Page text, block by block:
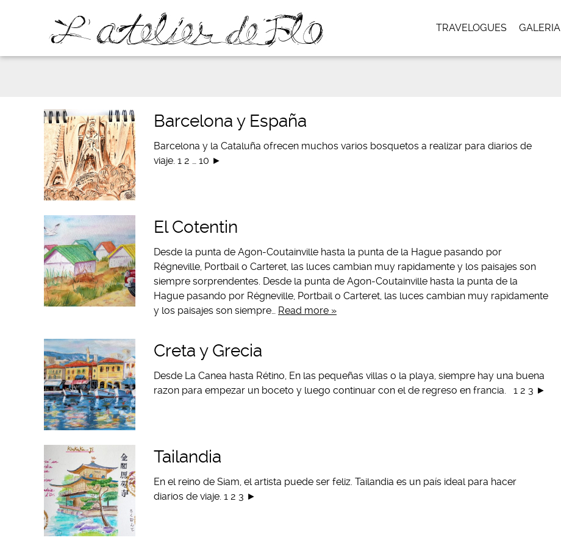
TRAVELOGUES GALERIA
Barcelona y España
Barcelona y la Cataluña ofrecen muchos varios bosquetos a realizar para diarios de
viaje. 1 2 … 10 ►
El Cotentin
Desde la punta de Agon-Coutainville hasta la punta de la Hague pasando por
Régneville, Portbail o Carteret, las luces cambian muy rapidamente y los paisajes son
siempre sorprendentes. Desde la punta de Agon-Coutainville hasta la punta de la
Hague pasando por Régneville, Portbail o Carteret, las luces cambian muy rapidamente
y los paisajes son siempre… Read more »
Creta y Grecia
Desde La Canea hasta Rétino, En las pequeñas villas o la playa, siempre hay una buena
razon para empezar un boceto y luego continuar con el de regreso en francia. 1 2 3 ►
Tailandia
En el reino de Siam, el artista puede ser feliz. Tailandia es un país ideal para hacer
diarios de viaje. 1 2 3 ►